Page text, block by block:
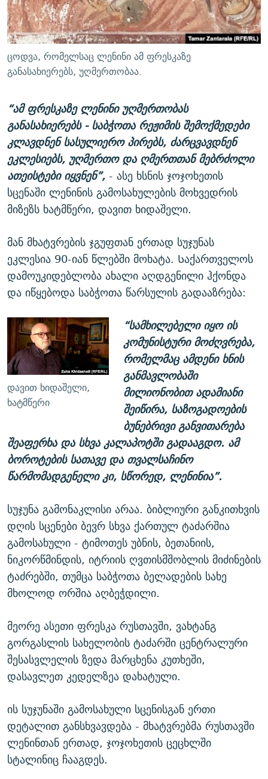
ცოდვა, რომელსაც ლენინი ამ ფრესკაზე
განასახიერებს, უღმერთობაა.
“ამ ფრესკაზე ლენინი უღმერთობას
განასახიერებს - საბჭოთა რეჟიმის შემოქმედები
კლავდნენ სასულიერო პირებს, ძარცვავდნენ
ეკლესიებს, უღმერთო და ღმერთთან მებრძოლი
ათეისტები იყვნენ”,- ასე ხსნის ჯოჯოხეთის
სცენაში ლენინის გამოსახულების მოხვედრის
მიზეზს ხატმწერი, დავით ხიდაშელი.
მან მხატვრების ჯგუფთან ერთად სუჯუნას
ეკლესია 90-იან წლებში მოხატა. Საქართველოს
დამოუკიდებლობა ახალი აღდგენილი ჰქონდა
და იწყებოდა საბჭოთა წარსულის გადააზრება:
დავით ხიდაშელი,
ხატმწერი
“სამხილებელი იყო ის
კომუნისტური მოძღვრება,
რომელმაც ამდენი ხნის
განმავლობაში
მილიონობით ადამიანი
შეიწირა, საზოგადოების
ბუნებრივი განვითარება
შეაფერხა და სხვა კალაპოტში გადააგდო. ამ
ბოროტების სათავე და თვალსაჩინო
წარმომადგენელი კი, სწორედ, ლენინია”.
სუჯუნა გამონაკლისი არაა. ბიბლიური განკითხვის
დღის სცენები ბევრ სხვა ქართულ ტაძარშია
გამოსახული - ტიმოთეს უბნის, ბეთანიის,
ნიკორწმინდის, იტრიის ღვთისმშობლის მიძინების
ტაძრებში, თუმცა საბჭოთა ბელადების სახე
მხოლოდ ორშია აღბეჭდილი.
მეორე ასეთი ფრესკა რუსთავში, ვახტანგ
გორგასლის სახელობის ტაძარში ცენტრალური
შესასვლელის ზედა მარცხენა კუთხეში,
დასავლეთ კედელზეა დახატული.
ის სუჯუნაში გამოსახული სცენისგან ერთი
დეტალით განსხვავდება - მხატვრებმა რუსთავში
ლენინთან ერთად, ჯოჯოხეთის ცეცხლში
სტალინიც ჩააგდეს.